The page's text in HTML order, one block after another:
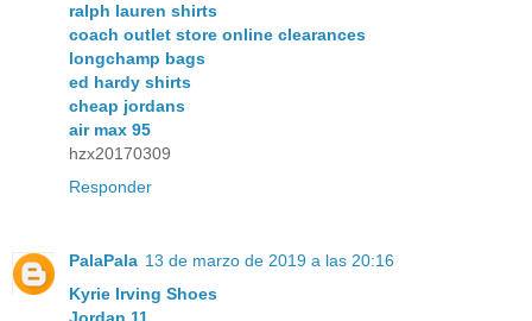
ralph lauren shirts
coach outlet store online clearances
longchamp bags
ed hardy shirts
cheap jordans
air max 95
hzx20170309
Responder
PalaPala 13 de marzo de 2019 a las 20:16
Kyrie Irving Shoes